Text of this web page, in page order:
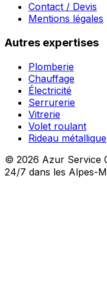
Contact / Devis
Mentions légales
Autres expertises
Plomberie
Chauffage
Électricité
Serrurerie
Vitrerie
Volet roulant
Rideau métallique
© 2026 Azur Service
24/7 dans les Alpes-